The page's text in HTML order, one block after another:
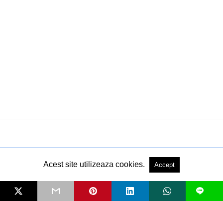
Acest site utilizeaza cookies. Accept